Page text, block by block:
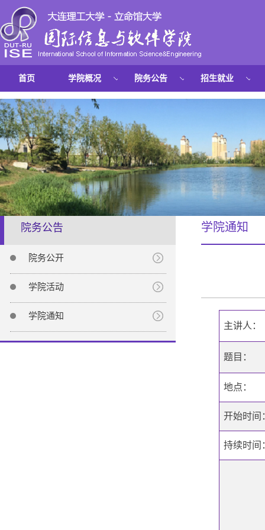
首页 学院概况 院务公告 招生就业
院务公告
院务公开
学院活动
学院通知
学院通知
主讲人：
题目：
地点：
开始时间
持续时间